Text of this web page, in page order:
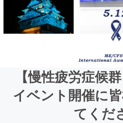
【慢性疲労症候
イベント開催に
てくだ